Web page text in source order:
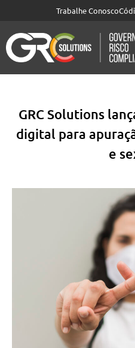
Trabalhe Conosco
GRC Solutions
digital para
e